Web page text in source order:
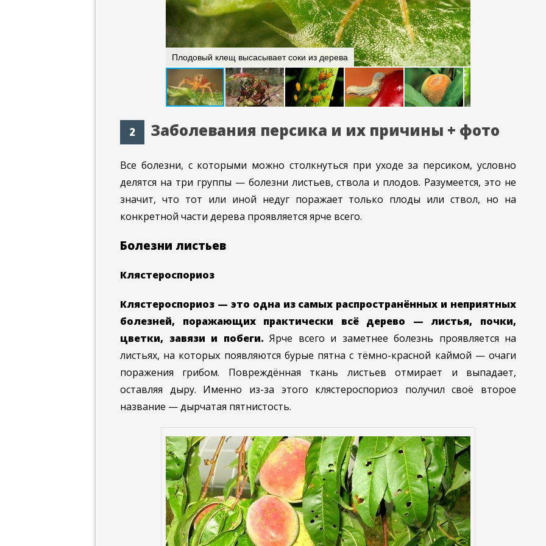
Плодовый клещ высасывает соки из дерева
Заболевания персика и их причины + фото
Все болезни, с которыми можно столкнуться при уходе за персиком, условно
делятся на три группы — болезни листьев, ствола и плодов. Разумеется, это не
значит, что тот или иной недуг поражает только плоды или ствол, но на
конкретной части дерева проявляется ярче всего.
Болезни листьев
Клястероспориоз
Клястероспориоз — это одна из самых распространённых и неприятных
болезней, поражающих практически всё дерево — листья, почки,
цветки, завязи и побеги. Ярче всего и заметнее болезнь проявляется на
листьях, на которых появляются бурые пятна с тёмно-красной каймой — очаги
поражения грибом. Повреждённая ткань листьев отмирает и выпадает,
оставляя дыру. Именно из-за этого клястероспориоз получил своё второе
название — дырчатая пятнистость.